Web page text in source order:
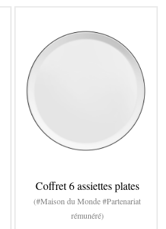
Coffret 6 assiettes plates
(#Maison du Monde #Partenariat
rémunéré)